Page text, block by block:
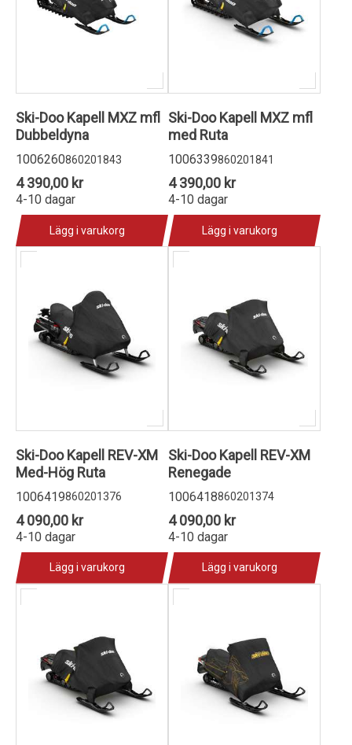
Ski-Doo Kapell MXZ mfl
Dubbeldyna
1006260860201843
4 390,00 kr
4-10 dagar
Lägg i varukorg
Ski-Doo Kapell MXZ mfl
med Ruta
1006339860201841
4 390,00 kr
4-10 dagar
Lägg i varukorg
Ski-Doo Kapell REV-XM
Med-Hög Ruta
1006419860201376
4 090,00 kr
4-10 dagar
Lägg i varukorg
Ski-Doo Kapell REV-XM
Renegade
1006418860201374
4 090,00 kr
4-10 dagar
Lägg i varukorg